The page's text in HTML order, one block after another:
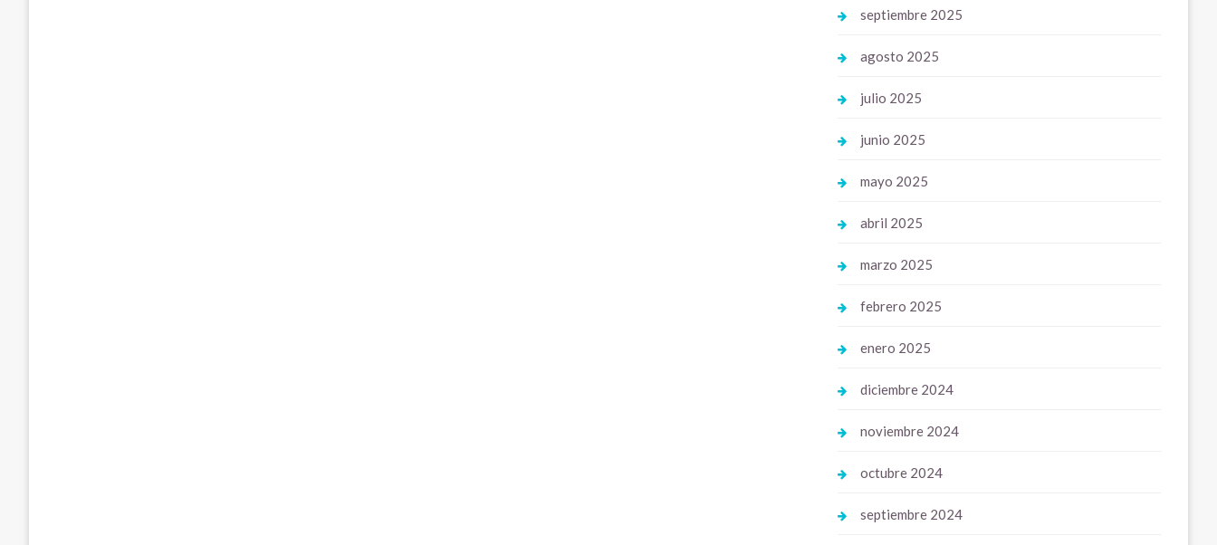
septiembre 2025
agosto 2025
julio 2025
junio 2025
mayo 2025
abril 2025
marzo 2025
febrero 2025
enero 2025
diciembre 2024
noviembre 2024
octubre 2024
septiembre 2024